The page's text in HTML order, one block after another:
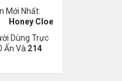
Mới Nhất:
Honey Cloe
Dùng Trực
Ẩn Và 214